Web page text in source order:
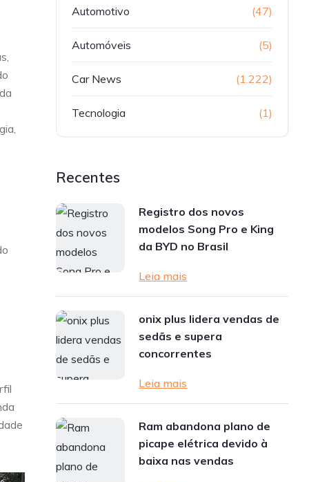
Automotivo (47)
Automóveis (5)
Car News (1.222)
Tecnologia (1)
Recentes
Registro dos novos
modelos Song Pro e King
da BYD no Brasil
Leia mais
onix plus lidera vendas de
sedãs e supera
concorrentes
Leia mais
Ram abandona plano de
picape elétrica devido à
baixa nas vendas